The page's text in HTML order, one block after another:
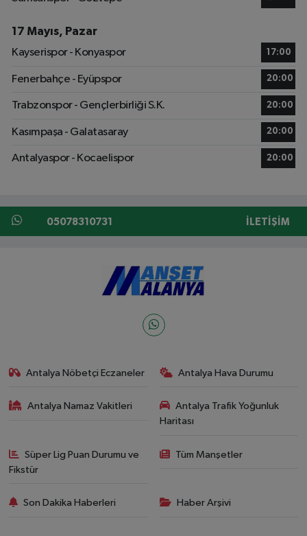
17 Mayıs, Pazar
Kayserispor - Konyaspor
17:00
Fenerbahçe - Eyüpspor 20:00
Trabzonspor - Gençlerbirliği S.K. 20:00
Kasımpaşa - Galatasaray 20:00
Antalyaspor - Kocaelispor 20:00
05078310731 İLETIŞIM
Antalya Nöbetçi Eczaneler Antalya Hava Durumu
Antalya Namaz Vakitleri
Antalya Trafik Yoğunluk
Haritası
Süper Lig Puan Durumu ve
Fikstür
Tüm Manşetler
Son Dakika Haberleri Haber Arşivi